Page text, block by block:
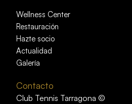
Wellness Center
Restauración
Hazte socio
Actualidad
Galería
Contacto
Club Tennis Tarragona ©